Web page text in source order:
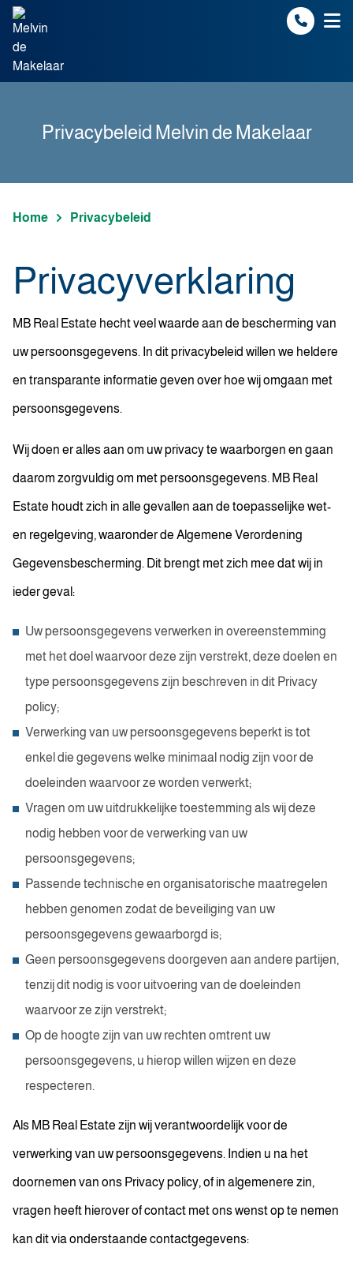
Spring naar inhoud
Privacybeleid Melvin de Makelaar
Home Privacybeleid
Privacyverklaring
MB Real Estate hecht veel waarde aan de bescherming van
uw persoonsgegevens. In dit privacybeleid willen we heldere
en transparante informatie geven over hoe wij omgaan met
persoonsgegevens.
Wij doen er alles aan om uw privacy te waarborgen en gaan
daarom zorgvuldig om met persoonsgegevens. MB Real
Estate houdt zich in alle gevallen aan de toepasselijke wet-
en regelgeving, waaronder de Algemene Verordening
Gegevensbescherming. Dit brengt met zich mee dat wij in
ieder geval:
Uw persoonsgegevens verwerken in overeenstemming
met het doel waarvoor deze zijn verstrekt, deze doelen en
type persoonsgegevens zijn beschreven in dit Privacy
policy;
Verwerking van uw persoonsgegevens beperkt is tot
enkel die gegevens welke minimaal nodig zijn voor de
doeleinden waarvoor ze worden verwerkt;
Vragen om uw uitdrukkelijke toestemming als wij deze
nodig hebben voor de verwerking van uw
persoonsgegevens;
Passende technische en organisatorische maatregelen
hebben genomen zodat de beveiliging van uw
persoonsgegevens gewaarborgd is;
Geen persoonsgegevens doorgeven aan andere partijen,
tenzij dit nodig is voor uitvoering van de doeleinden
waarvoor ze zijn verstrekt;
Op de hoogte zijn van uw rechten omtrent uw
persoonsgegevens, u hierop willen wijzen en deze
respecteren.
Als MB Real Estate zijn wij verantwoordelijk voor de
verwerking van uw persoonsgegevens. Indien u na het
doornemen van ons Privacy policy, of in algemenere zin,
vragen heeft hierover of contact met ons wenst op te nemen
kan dit via onderstaande contactgegevens: